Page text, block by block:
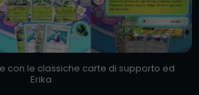
con le classiche carte di supporto ed
Erika